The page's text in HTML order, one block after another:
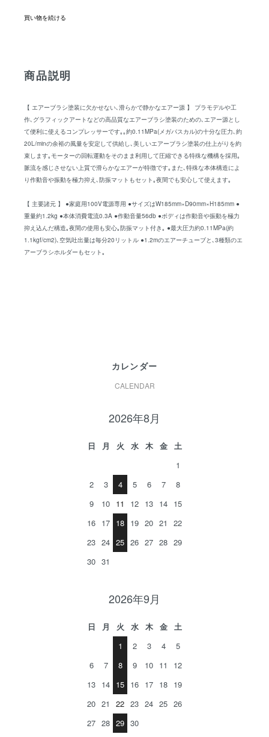
買い物を続ける
商品説明
【 エアーブラシ塗装に欠かせない､滑らかで静かなエアー源 】 プラモデルや工
作､グラフィックアートなどの高品質なエアーブラシ塗装のための､エアー源とし
て便利に使えるコンプレッサーです｡｡約0.11MPa(メガパスカル)の十分な圧力､約
20L/minの余裕の風量を安定して供給し､美しいエアーブラシ塗装の仕上がりを約
束します｡モーターの回転運動をそのまま利用して圧縮できる特殊な機構を採用｡
脈流を感じさせない上質で滑らかなエアーが特徴です｡また､特殊な本体構造によ
り作動音や振動を極力抑え､防振マットもセット｡夜間でも安心して使えます｡
【 主要諸元 】 ●家庭用100V電源専用 ●サイズはW185mm×D90mm×H185mm ●
重量約1.2kg ●本体消費電流0.3A ●作動音量56db ●ボディは作動音や振動を極力
抑え込んだ構造｡夜間の使用も安心｡防振マット付き｡ ●最大圧力約0.11MPa(約
1.1kgf/cm2)､空気吐出量は毎分20リットル ●1.2mのエアーチューブと､3種類のエ
アーブラシホルダーもセット｡
カレンダー
CALENDAR
2026年8月
日 月 火 水 木 金
土
1
2
3 4 5 6 7
8
9
10 11 12 13 14 15
16 17 18 19 20 21
22
23 24 25 26 27 28 29
30 31
2026年9月
日 月 火 水 木 金
土
1
2 3 4
5
6
7 8 9 10 11
12
13 14 15 16 17 18 19
20 21 22 23 24 25 26
27 28 29 30